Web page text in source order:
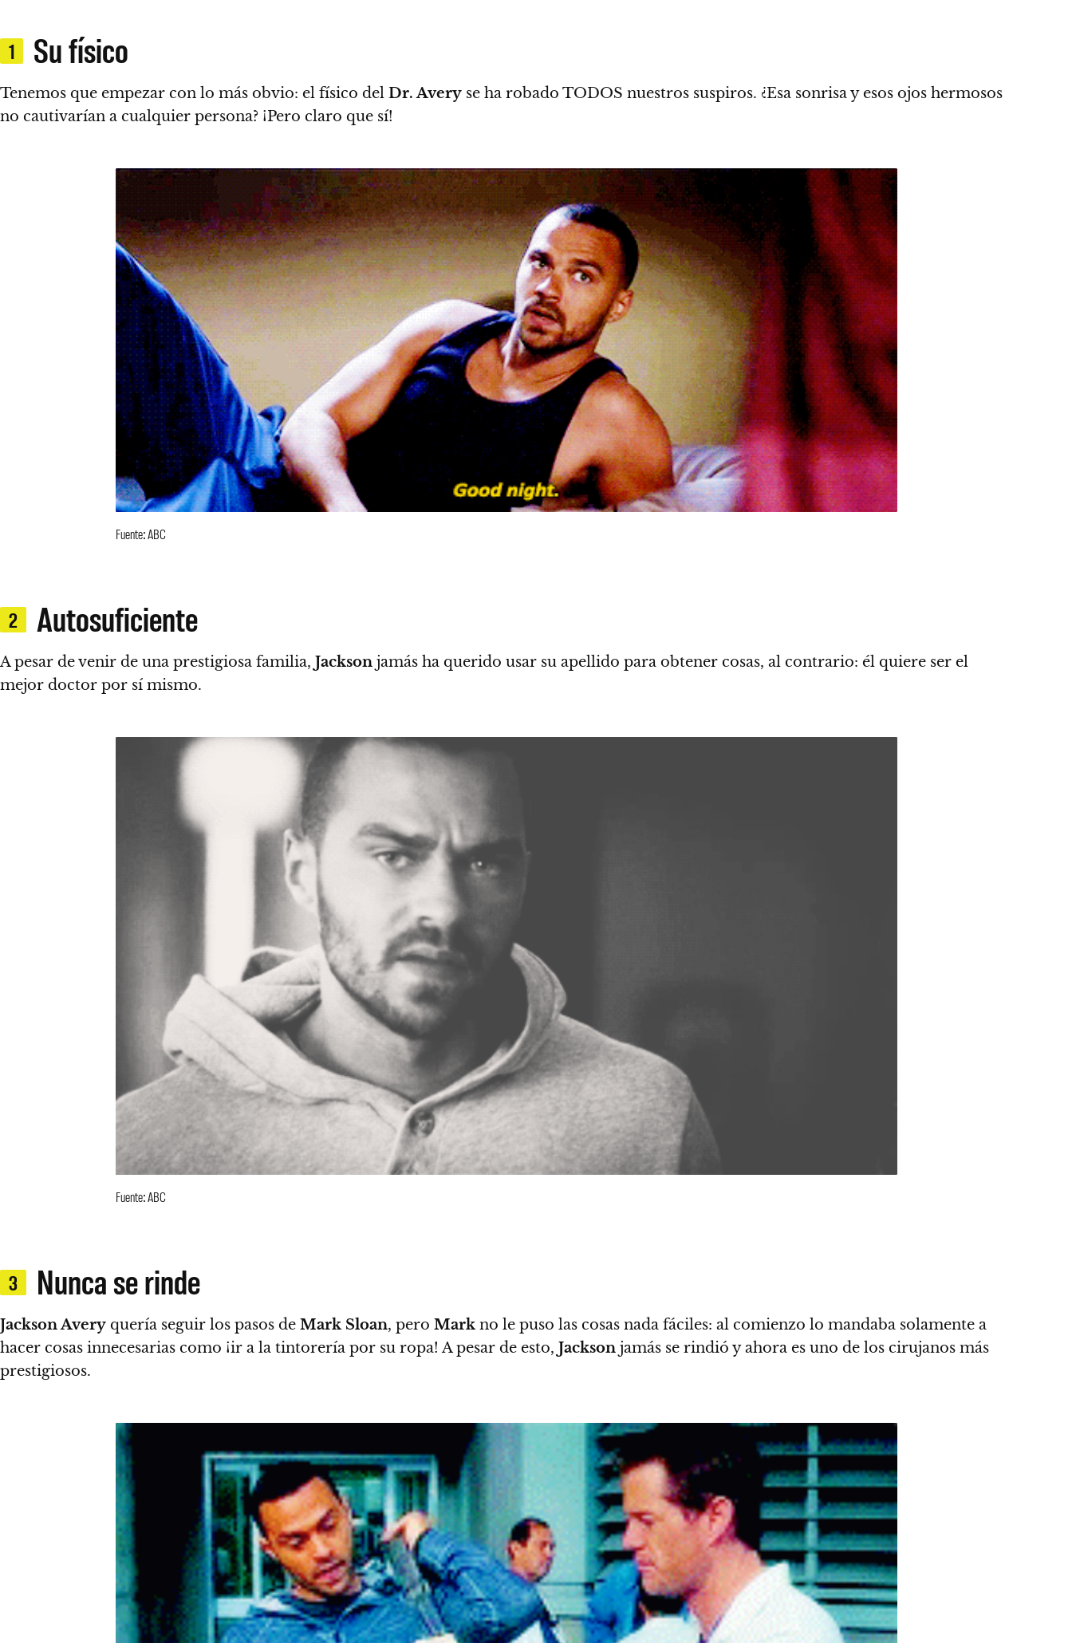
1 Su físico
Tenemos que empezar con lo más obvio: el físico del Dr. Avery se ha robado TODOS nuestros suspiros. ¿Esa sonrisa y esos ojos hermosos
no cautivarían a cualquier persona? ¡Pero claro que sí!
Fuente: ABC
2 Autosuficiente
A pesar de venir de una prestigiosa familia, Jackson jamás ha querido usar su apellido para obtener cosas, al contrario: él quiere ser el
mejor doctor por sí mismo.
Fuente: ABC
3 Nunca se rinde
Jackson Avery quería seguir los pasos de Mark Sloan, pero Mark no le puso las cosas nada fáciles: al comienzo lo mandaba solamente a
hacer cosas innecesarias como ¡ir a la tintorería por su ropa! A pesar de esto, Jackson jamás se rindió y ahora es uno de los cirujanos más
prestigiosos.